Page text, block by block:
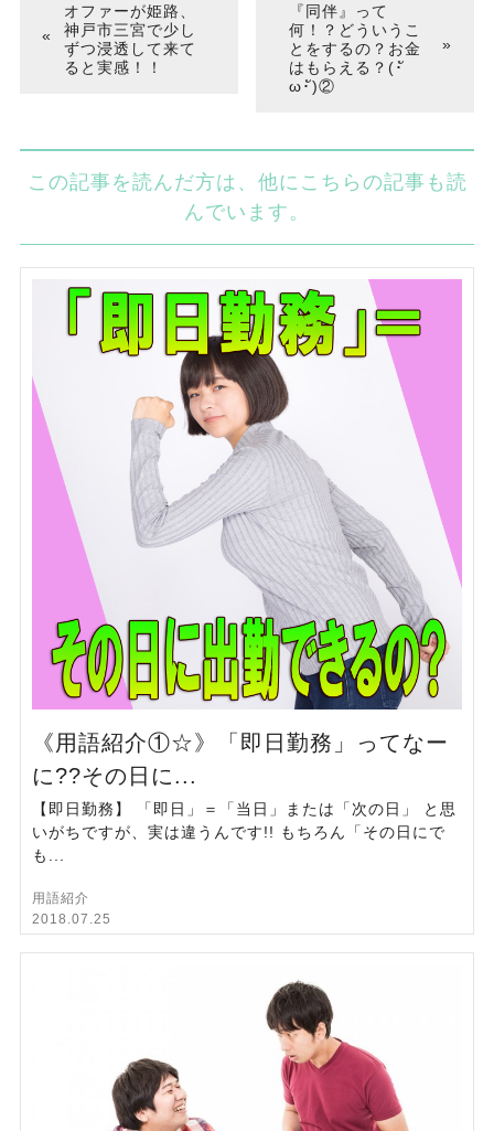
オファーが姫路、
神戸市三宮で少し
ずつ浸透して来て
ると実感！！
『同伴』って
何！？どういうこ
とをするの？お金
はもらえる？(･ั
ω･ั)②
この記事を読んだ方は、他にこちらの記事も読
んでいます。
《用語紹介①☆》「即日勤務」ってなー
に??その日に...
【即日勤務】 「即日」＝「当日」または「次の日」 と思
いがちですが、実は違うんです!! もちろん「その日にで
も...
用語紹介
2018.07.25